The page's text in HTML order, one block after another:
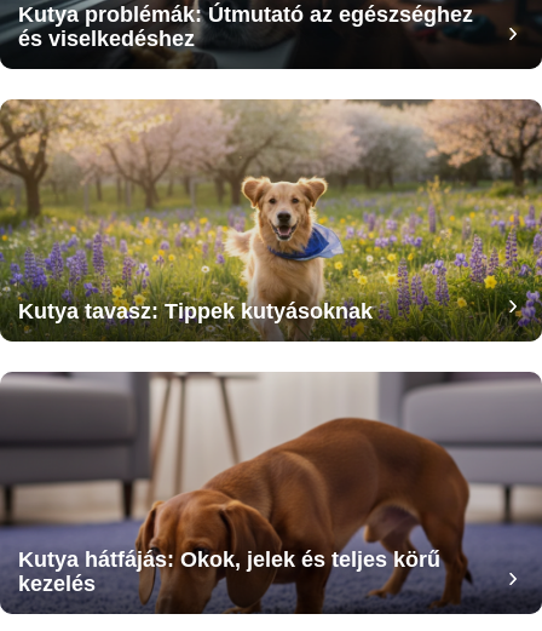
Kutya problémák: Útmutató az egészséghez
és viselkedéshez
Kutya tavasz: Tippek kutyásoknak
Kutya hátfájás: Okok, jelek és teljes körű
kezelés